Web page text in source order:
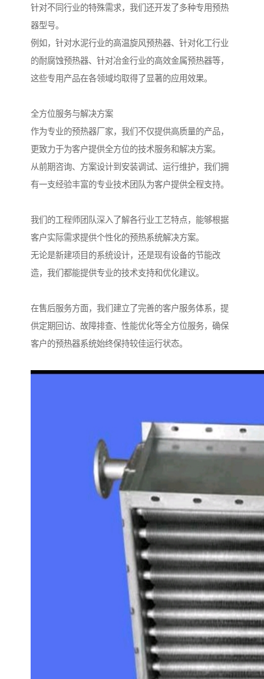
针对不同行业的特殊需求，我们还开发了多种专用预热
器型号。
例如，针对水泥行业的高温旋风预热器、针对化工行业
的耐腐蚀预热器、针对冶金行业的高效金属预热器等，
这些专用产品在各领域均取得了显著的应用效果。
全方位服务与解决方案
作为专业的预热器厂家，我们不仅提供高质量的产品，
更致力于为客户提供全方位的技术服务和解决方案。
从前期咨询、方案设计到安装调试、运行维护，我们拥
有一支经验丰富的专业技术团队为客户提供全程支持。
我们的工程师团队深入了解各行业工艺特点，能够根据
客户实际需求提供个性化的预热系统解决方案。
无论是新建项目的系统设计，还是现有设备的节能改
造，我们都能提供专业的技术支持和优化建议。
在售后服务方面，我们建立了完善的客户服务体系，提
供定期回访、故障排查、性能优化等全方位服务，确保
客户的预热器系统始终保持较佳运行状态。